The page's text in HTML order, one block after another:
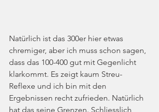
Natürlich ist das 300er hier etwas
chremiger, aber ich muss schon sagen,
dass das 100-400 gut mit Gegenlicht
klarkommt. Es zeigt kaum Streu-
Reflexe und ich bin mit den
Ergebnissen recht zufrieden. Natürlich
hat das seine Grenzen. Schliesslich